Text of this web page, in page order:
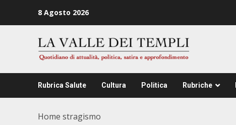
8 Agosto 2026
Rubrica Salute Cultura Politica Rubriche
Home stragismo